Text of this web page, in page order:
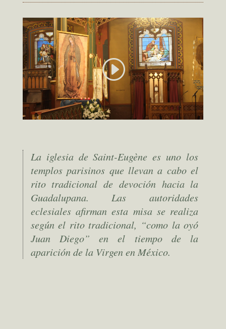
La iglesia de Saint-Eugène es uno los
templos parisinos que llevan a cabo el
rito tradicional de devoción hacia la
Guadalupana. Las autoridades
eclesiales afirman esta misa se realiza
según el rito tradicional, “como la oyó
Juan Diego” en el tiempo de la
aparición de la Virgen en México.